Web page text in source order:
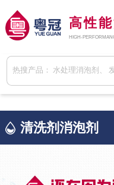
高性
HIGH-
清洗剂消泡剂